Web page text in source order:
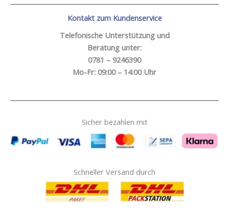
Kontakt zum Kundenservice
Telefonische Unterstützung und
Beratung unter:
0781 – 9246390
Mo-Fr: 09:00 – 14:00 Uhr
Sicher bezahlen mit
Schneller Versand durch